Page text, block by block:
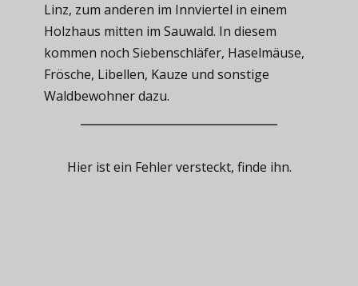
Linz, zum anderen im Innviertel in einem
Holzhaus mitten im Sauwald. In diesem
kommen noch Siebenschläfer, Haselmäuse,
Frösche, Libellen, Kauze und sonstige
Waldbewohner dazu.
Hier ist ein Fehler versteckt, finde ihn.